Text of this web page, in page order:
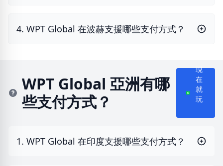
4. WPT Global 在波赫支援哪些支付方式？
WPT Global 亞洲有哪
些支付方式？
現
在
就
玩
1. WPT Global 在印度支援哪些支付方式？